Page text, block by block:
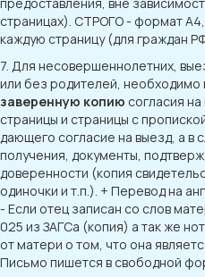
страницах). СТРОГО - формат
каждую страницу (для граждан
7. Для несовершеннолетних,
или без родителей, необходимо
заверенную копию согласия
страницы и страницы с
дающего согласие на выезд, а в
получения, документы,
доверенности (копия
одиночки и т.п.). + Перевод на
- Если отец записан со слов
025 из ЗАГСа (копия) а так же
от матери о том, что она
Письмо пишется в свободной